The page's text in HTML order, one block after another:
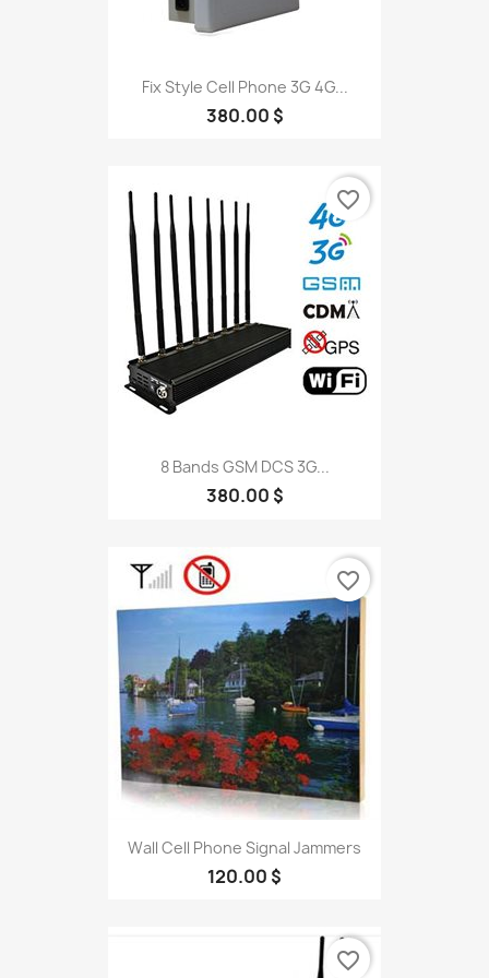
Fix Style Cell Phone 3G 4G...
380.00 $
8 Bands GSM DCS 3G...
380.00 $
favorite_border
Wall Cell Phone Signal Jammers
120.00 $
favorite_border
favorite_border